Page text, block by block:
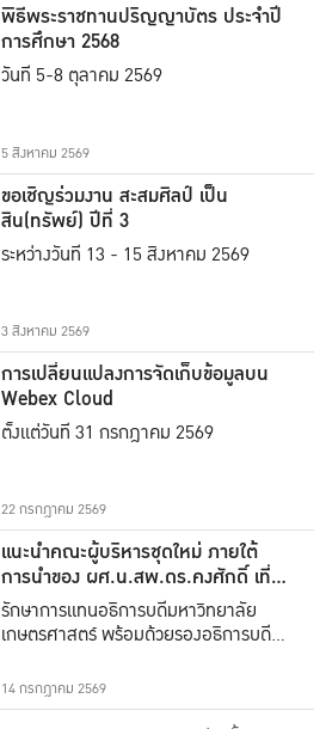
พิธีพระราชทานปริญญาบัตร ประจำปี
การศึกษา 2568
วันที่ 5-8 ตุลาคม 2569
5 สิงหาคม 2569
ขอเชิญร่วมงาน สะสมศิลป์ เป็น
สิน(ทรัพย์) ปีที่ 3
ระหว่างวันที่ 13 - 15 สิงหาคม 2569
3 สิงหาคม 2569
การเปลี่ยนแปลงการจัดเก็บข้อมูลบน
Webex Cloud
ตั้งแต่วันที่ 31 กรกฎาคม 2569
22 กรกฎาคม 2569
แนะนำคณะผู้บริหารชุดใหม่ ภายใต้
การนำของ ผศ.น.สพ.ดร.คงศักดิ์ เที่ยง
ธรรม
รักษาการแทนอธิการบดีมหาวิทยาลัย
เกษตรศาสตร์ พร้อมด้วยรองอธิการบดีทั้ง
14 กรกฎาคม 2569